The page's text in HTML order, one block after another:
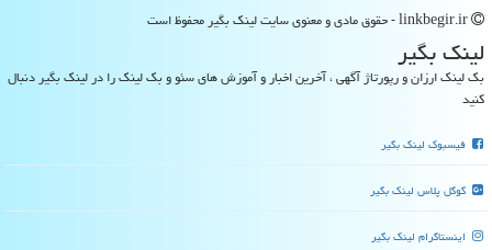
لینك بگیر
بک لینک ارزان و رپورتاژ آگهی ، آخرین اخبار و آموزش های سئو و بک لینک را در لینک بگیر دنبال
کنید
فیسبوک لینک بگیر
گوگل پلاس لینک بگیر
اینستاگرام لینک بگیر